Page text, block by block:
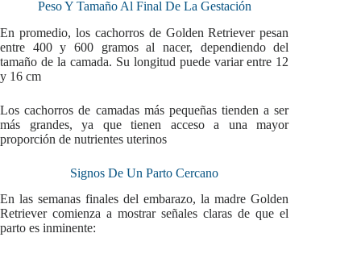
Peso Y Tamaño Al Final De La Gestación
En promedio, los cachorros de Golden Retriever pesan
entre 400 y 600 gramos al nacer, dependiendo del
tamaño de la camada. Su longitud puede variar entre 12
y 16 cm
Los cachorros de camadas más pequeñas tienden a ser
más grandes, ya que tienen acceso a una mayor
proporción de nutrientes uterinos
Signos De Un Parto Cercano
En las semanas finales del embarazo, la madre Golden
Retriever comienza a mostrar señales claras de que el
parto es inminente: